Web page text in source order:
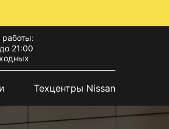
21:00
Техцентры Nissan